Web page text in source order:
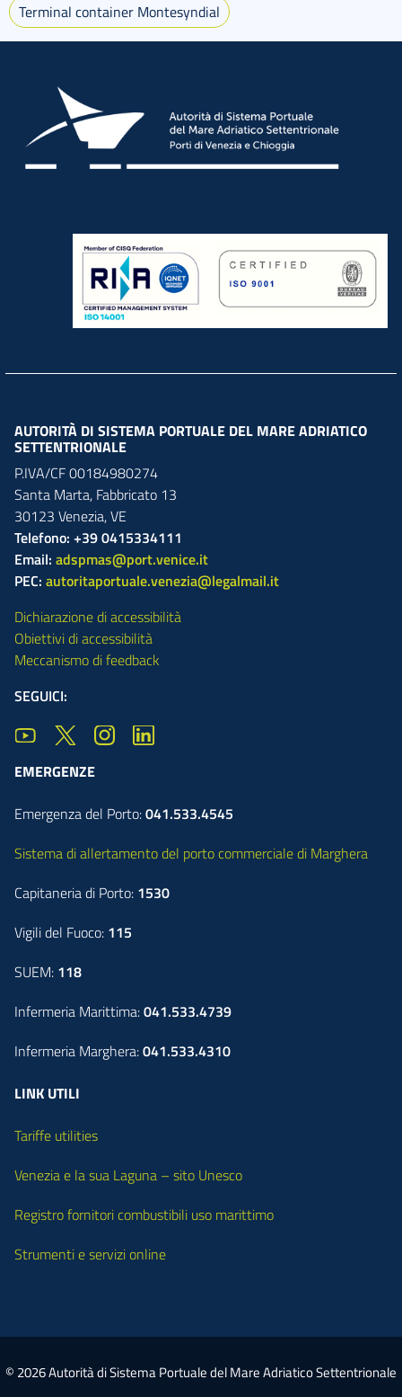
Terminal container Montesyndial
AUTORITÀ DI SISTEMA PORTUALE DEL MARE ADRIATICO
SETTENTRIONALE
P.IVA/CF 00184980274
Santa Marta, Fabbricato 13
30123 Venezia,VE
Telefono: +39 0415334111
Email: adspmas@port.venice.it
PEC: autoritaportuale.venezia@legalmail.it
Dichiarazione di accessibilità
Obiettivi di accessibilità
Meccanismo di feedback
SEGUICI:
EMERGENZE
Emergenza del Porto:041.533.4545
Sistema di allertamento del porto commerciale di Marghera
Capitaneria di Porto: 1530
Vigili del Fuoco: 115
SUEM: 118
Infermeria Marittima:041.533.4739
Infermeria Marghera:041.533.4310
LINK UTILI
Tariffe utilities
Venezia e la sua Laguna – sito Unesco
Registro fornitori combustibili uso marittimo
Strumenti e servizi online
© 2026 Autorità di Sistema Portuale del Mare Adriatico Settentrionale